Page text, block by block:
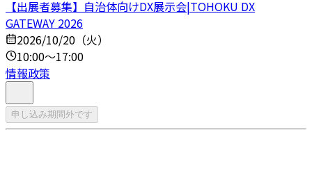
【出展者募集】自治体向けDX展示会|TOHOKU DX
GATEWAY 2026
2026/10/20（火）
10:00～17:00
情報政策
申し込み期間外です